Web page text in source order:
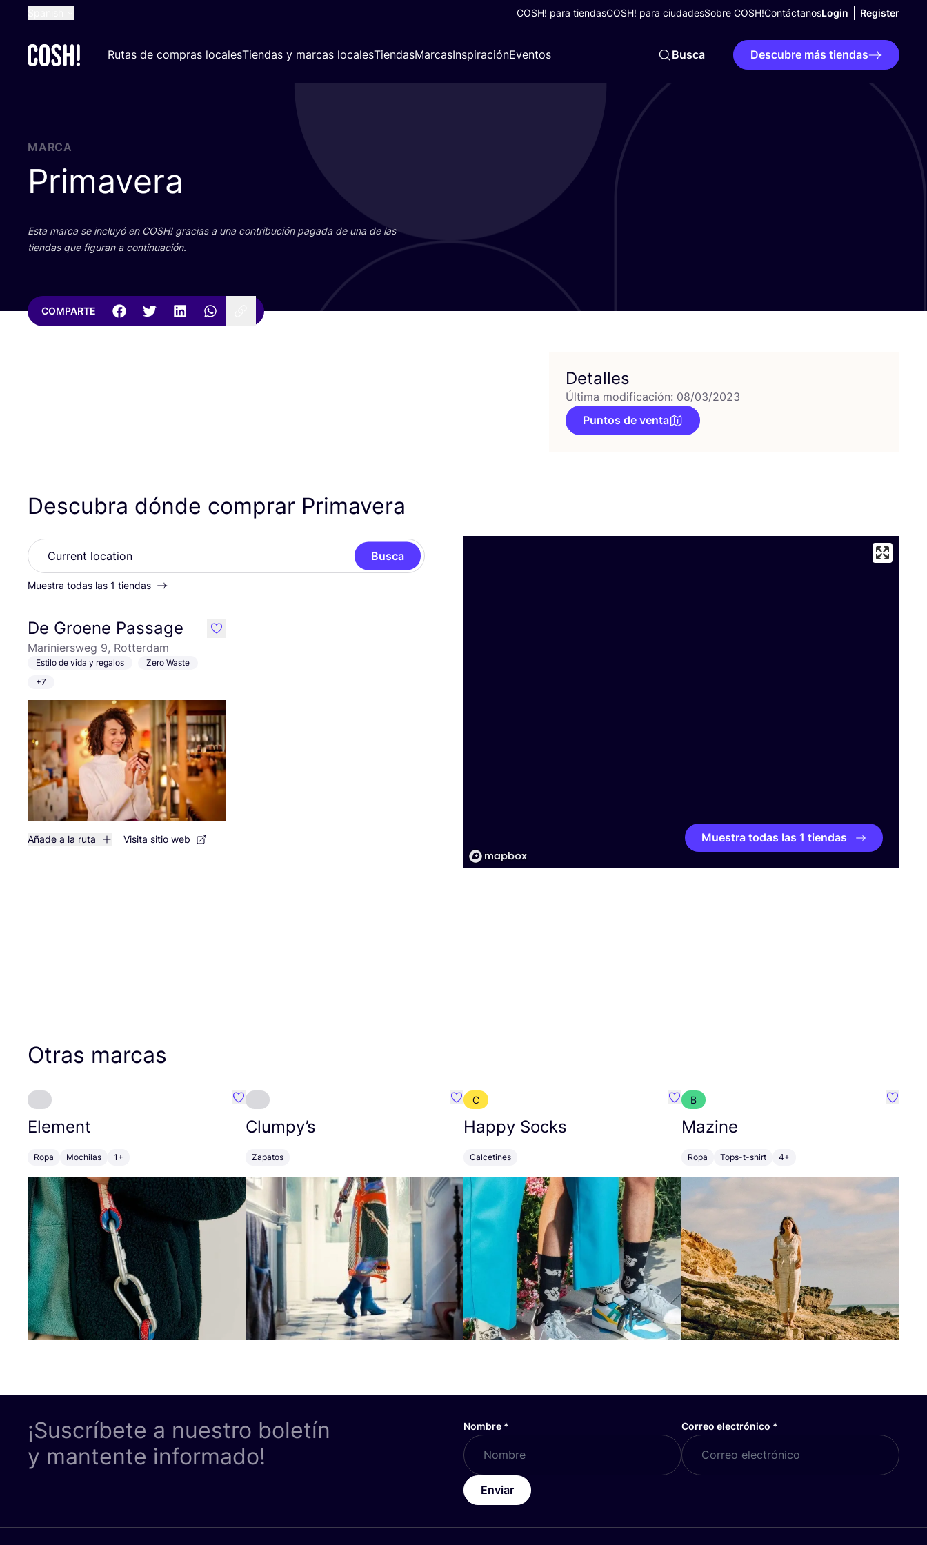
Dutch
Croatian
COSH! para tiendasCOSH! para ciudadesSobre COSH!ContáctanosLogin Register
Rutas de compras localesTiendas y marcas localesTiendasMarcasInspiraciónEventos Busca Descubre más tiendas
MARCA
Primavera
Esta mar­ca se inclu­yó en COSH! gra­cias a una con­tri­bu­ción paga­da de una de las
tien­das que figu­ran a continuación.
COMPARTE
Detalles
Última modificación: 08/03/2023
Puntos de venta
Descubra dónde comprar Primavera
Busca
Muestra todas las 1 tiendas
De Groene Passage
Mariniersweg 9, Rotterdam
Estilo de vida y regalos
Zero Waste
+7
Añade a la ruta Visita sitio web
like
Muestra todas las 1 tiendas
Otras marcas
Element
Ropa Mochilas 1+
Favoritos {nombre}
Clumpy’s
Zapatos
Favoritos {nombre}
C
Happy Socks
Calcetines
Favoritos {nombre}
B
Mazine
Ropa Tops-t-shirt 4+
¡Suscríbete a nuestro boletín
y mantente informado!
Nombre * Correo electrónico *
Enviar